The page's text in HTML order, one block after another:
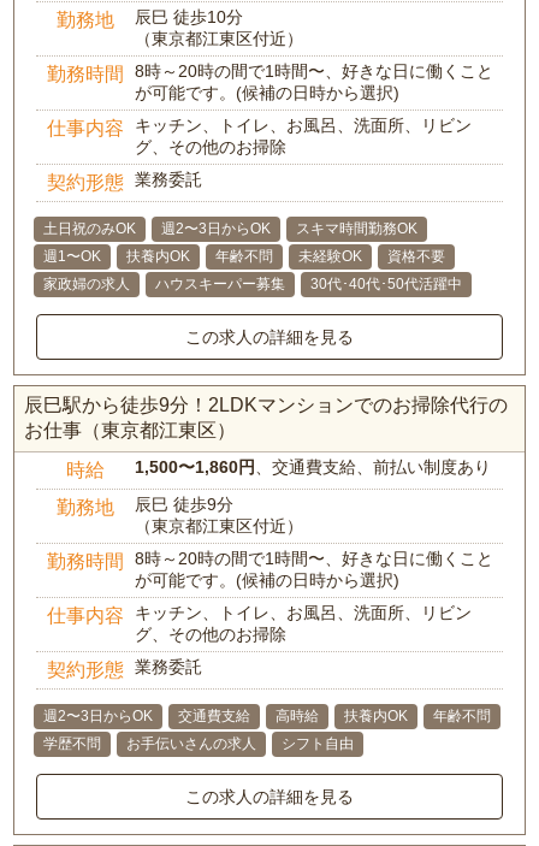
勤務地
辰巳 徒歩10分
（東京都江東区付近）
勤務時間
8時～20時の間で1時間〜、好きな日に働くこと
が可能です。(候補の日時から選択)
仕事内容
キッチン、トイレ、お風呂、洗面所、リビン
グ、その他のお掃除
契約形態 業務委託
土日祝のみOK 週2〜3日からOK
スキマ時間勤務OK
週1〜OK
扶養内OK 年齢不問 未経験OK
資格不要
家政婦の求人
ハウスキーパー募集 30代･40代･50代活躍中
この求人の詳細を見る
辰巳駅から徒歩9分！2LDKマンションでのお掃除代行の
お仕事（東京都江東区）
時給 1,500〜1,860円 、交通費支給、前払い制度あり
勤務地
辰巳 徒歩9分
（東京都江東区付近）
勤務時間
8時～20時の間で1時間〜、好きな日に働くこと
が可能です。(候補の日時から選択)
仕事内容
キッチン、トイレ、お風呂、洗面所、リビン
グ、その他のお掃除
契約形態 業務委託
週2〜3日からOK 交通費支給 高時給 扶養内OK
年齢不問
学歴不問
お手伝いさんの求人 シフト自由
この求人の詳細を見る